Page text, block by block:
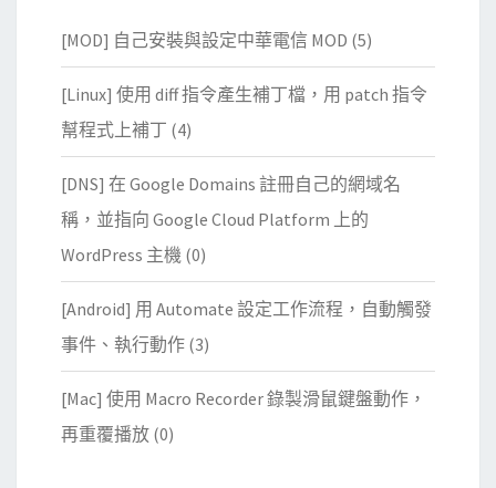
[MOD] 自己安裝與設定中華電信 MOD (5)
[Linux] 使用 diff 指令產生補丁檔，用 patch 指令
幫程式上補丁 (4)
[DNS] 在 Google Domains 註冊自己的網域名
稱，並指向 Google Cloud Platform 上的
WordPress 主機 (0)
[Android] 用 Automate 設定工作流程，自動觸發
事件、執行動作 (3)
[Mac] 使用 Macro Recorder 錄製滑鼠鍵盤動作，
再重覆播放 (0)